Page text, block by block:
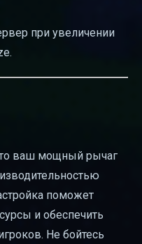
при увеличении
ваш мощный рычаг
поможет
и обеспечить
Не бойтесь